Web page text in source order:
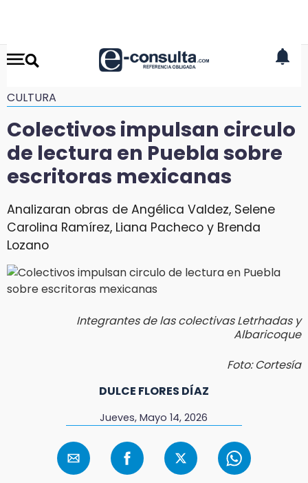
CULTURA
Colectivos impulsan circulo
de lectura en Puebla sobre
escritoras mexicanas
Analizaran obras de Angélica Valdez, Selene
Carolina Ramírez, Liana Pacheco y Brenda
Lozano
Integrantes de las colectivas Letrhadas y
Albaricoque
Foto: Cortesía
DULCE FLORES DÍAZ
Jueves, Mayo 14, 2026